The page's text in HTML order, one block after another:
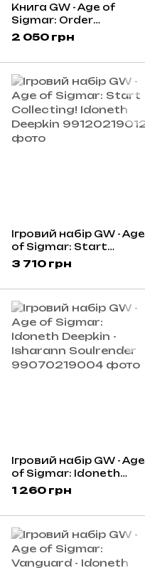
Книга GW - Age of
Sigmar: Order
Battletome - Idoneth
Deepkin (Eng)
2 050 грн
Ігровий набір GW - Age
of Sigmar: Start
Collecting! Idoneth
Deepkin
3 710 грн
Ігровий набір GW - Age
of Sigmar: Idoneth
Deepkin - Isharann
Soulrender
1 260 грн